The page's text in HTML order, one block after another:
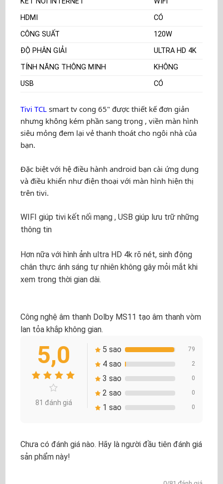
HDMI
CÓ
CÔNG SUẤT
120W
ĐỘ PHÂN GIẢI
ULTRA HD 4K
TÍNH NĂNG THÔNG MINH
KHÔNG
USB
CÓ
Tivi TCL smart tv cong 65" được thiết kế đơn giản
nhưng không kém phần sang trọng , viền màn hình
siêu mỏng đem lại vẻ thanh thoát cho ngôi nhà của
bạn.
Đặc biệt với hệ điều hành android bạn cài ứng dụng
và điều khiển như điện thoại với màn hình hiện thị
trên tivi.
WIFI giúp tivi kết nối mạng , USB giúp lưu trữ những
thông tin
Hơn nữa với hình ảnh ultra HD 4k rõ nét, sinh động
chân thực ánh sáng tự nhiên không gây mỏi mắt khi
xem trong thời gian dài.
Công nghệ âm thanh Dolby MS11 tạo âm thanh vòm
lan tỏa khắp không gian.
5,0
81 đánh giá
5 sao 79
4 sao 2
3 sao 0
2 sao 0
1 sao 0
Chưa có đánh giá nào. Hãy là người đầu tiên đánh giá
sản phẩm này!